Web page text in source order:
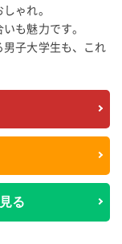
ゃれ。
も魅力です。
子大学生も、これ
る